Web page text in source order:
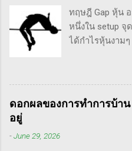
แรกซื้อหุ้น เพร
ซื้อมาขายไปใน
Money Selling
แปลงานของแก
อาทิ - Voodoo
ผมเป็นแฟนคลั
ชอบเพราะเรา
ทวดลิเวอร์มอร์
ทฤษฎี Gap หุ้น
หนึ่งใน setup จุ
ได้กำไรหุ้นงามๆ
ทำการบ้าน มั
ชอบมาก แต่ถึง
ครับ มีล้มเหลว
ออก เหลือตัวเจ๋
ดอกผลของการทำการบ้า
อยู่
-June 29, 2026